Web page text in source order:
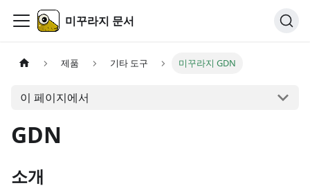
미꾸라지 문서
제품 기타 도구 미꾸라지 GDN
이 페이지에서
GDN
소개